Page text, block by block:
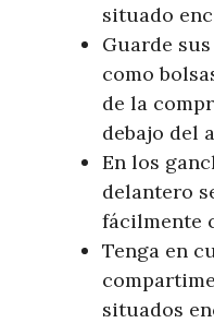
situado
Guarde
como
de la
debajo del
En los
delantero
fácilmente
Tenga en
situados